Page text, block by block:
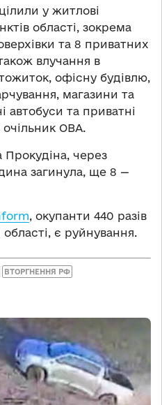
у житлові
області, зокрема
та 8 приватних
влучання в
офісну будівлю,
магазини та
автобуси та приватні
очільник ОВА.
через
загинула, ще 8 —
, окупанти 440 разів
є руйнування.
ВТОРГНЕННЯ РФ